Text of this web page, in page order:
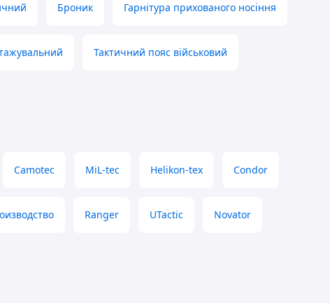
Броник Гарнітура прихованого носіння
Тактичний пояс військовий
Camotec MiL-tec Helikon-tex Condor
Ranger UTactic Novator